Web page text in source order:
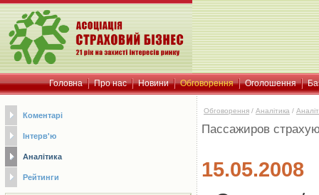
Головна Про нас Новини Обговорення Оголошення
Коментарі
Інтерв'ю
Аналітика
Рейтинги
Обговорення / Аналітика /
Пассажиров
15.05.2008